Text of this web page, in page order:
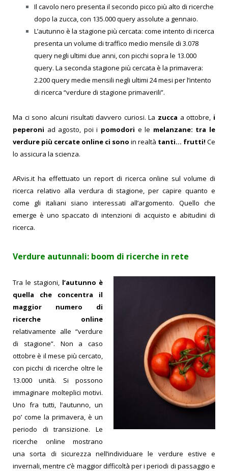
Il cavolo nero presenta il secondo picco più alto di ricerche
dopo la zucca, con 135.000 query assolute a gennaio.
L’autunno è la stagione più cercata: come intento di ricerca
presenta un volume di traffico medio mensile di 3.078
query negli ultimi due anni, con picchi sopra le 13.000
query. La seconda stagione più cercata è la primavera:
2.200 query medie mensili negli ultimi 24 mesi per l’intento
di ricerca “verdure di stagione primaverili”.
Ma ci sono alcuni risultati davvero curiosi. La zucca a ottobre, i
peperoni ad agosto, poi i pomodori e le melanzane: tra le
verdure più cercate online ci sono in realtà tanti… frutti! Ce
lo assicura la scienza.
ARvis.it ha effettuato un report di ricerca online sul volume di
ricerca relativo alla verdura di stagione, per capire quanto e
come gli italiani siano interessati all’argomento. Quello che
emerge è uno spaccato di intenzioni di acquisto e abitudini di
ricerca.
Verdure autunnali: boom di ricerche in rete
Tra le stagioni, l’autunno è
quella che concentra il
maggior numero di
ricerche online
relativamente alle “verdure
di stagione”. Non a caso
ottobre è il mese più cercato,
con picchi di ricerche oltre le
13.000 unità. Si possono
immaginare molteplici motivi.
Uno fra tutti, l’autunno, un
po’ come la primavera, è un
periodo di transizione. Le
ricerche online mostrano
una sorta di sicurezza nell’individuare le verdure estive e
invernali, mentre c’è maggior difficoltà per i periodi di passaggio e